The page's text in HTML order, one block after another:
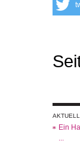
AKTUELL
Ein
...